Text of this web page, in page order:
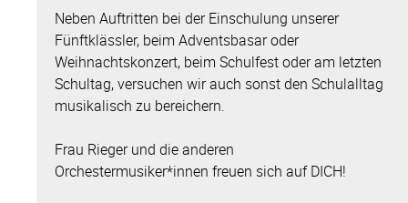
Neben Auftritten bei der Einschulung unserer
Fünftklässler, beim Adventsbasar oder
Weihnachtskonzert, beim Schulfest oder am letzten
Schultag, versuchen wir auch sonst den Schulalltag
musikalisch zu bereichern.
Frau Rieger und die anderen
Orchestermusiker*innen freuen sich auf DICH!